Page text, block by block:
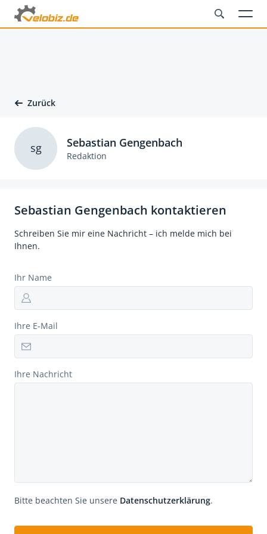
Zurück
Sebastian Gengenbach kontaktieren
Schreiben Sie mir eine Nachricht – ich melde mich bei
Ihnen.
Ihr Name
Ihre E-Mail
Ihre Nachricht
Bitte beachten Sie unsere Datenschutzerklärung.
sg Sebastian Gengenbach
Redaktion